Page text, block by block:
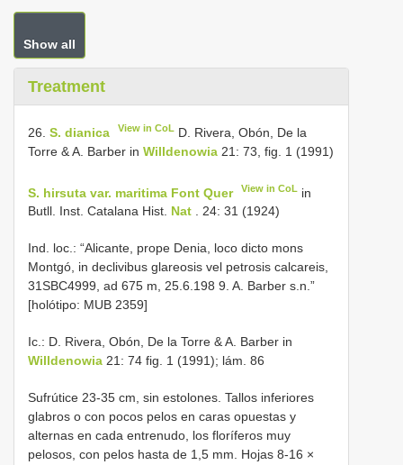
Show all
Treatment
26. S. dianica View in CoL D. Rivera, Obón, De la
Torre & A. Barber in Willdenowia 21: 73, fig. 1 (1991)
S. hirsuta var. maritima Font Quer View in CoL in
Butll. Inst. Catalana Hist. Nat . 24: 31 (1924)
Ind. loc.: “Alicante, prope Denia, loco dicto mons
Montgó, in declivibus glareosis vel petrosis calcareis,
31SBC4999, ad 675 m, 25.6.198 9. A. Barber s.n.”
[holótipo: MUB 2359]
Ic.: D. Rivera, Obón, De la Torre & A. Barber in
Willdenowia 21: 74 fig. 1 (1991); lám. 86
Sufrútice 23-35 cm, sin estolones. Tallos inferiores
glabros o con pocos pelos en caras opuestas y
alternas en cada entrenudo, los floríferos muy
pelosos, con pelos hasta de 1,5 mm. Hojas 8-16 ×